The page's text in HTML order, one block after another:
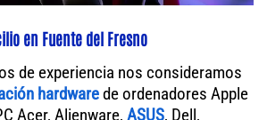
en Fuente del Fresno
de experiencia nos consideramos
hardwarede ordenadores Apple
Acer, Alienware, ASUS, Dell,